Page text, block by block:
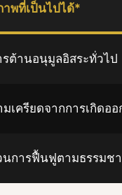
พที่เป็นไปได้*
ต้านอนุมูลอิสระทั่วไป
เครียดจากการเกิดอ
การฟื้นฟูตามธรรมช